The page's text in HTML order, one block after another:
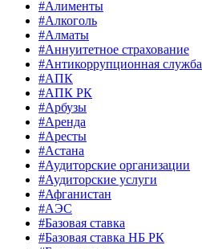
#Алименты
#Алкоголь
#Алматы
#Аннуитетное страхование
#Антикоррупционная служба
#АПК
#АПК РК
#Арбузы
#Аренда
#Аресты
#Астана
#Аудиторские организации
#Аудиторские услуги
#Афганистан
#АЭС
#Базовая ставка
#Базовая ставка НБ РК